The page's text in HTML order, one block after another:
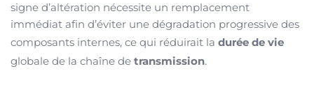
signe d’altération nécessite un remplacement
immédiat afin d’éviter une dégradation progressive des
composants internes, ce qui réduirait la durée de vie
globale de la chaîne de transmission.